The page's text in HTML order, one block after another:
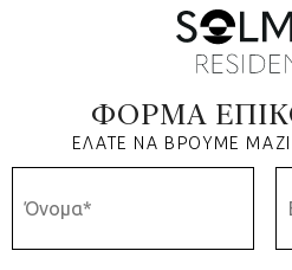
ΦΟΡΜΑ
ΕΛΑΤΕ ΝΑ ΒΡΟΥΜΕ ΜΑΖΙ